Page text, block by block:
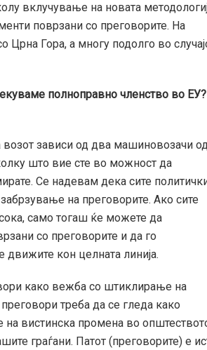
вклучување на новата
поврзани со преговорите. На
Црна Гора, а многу подолго во
полноправно членство во ЕУ?
возот зависи од два машиновозачи
што вие сте во можност да
Се надевам дека сите
на преговорите. Ако сите
само тогаш ќе можете да
со преговорите и да го
кон целната линија.
како вежба со штиклирање на
треба да се гледа како
вистинска промена во
граѓани. Патот (преговорите) е